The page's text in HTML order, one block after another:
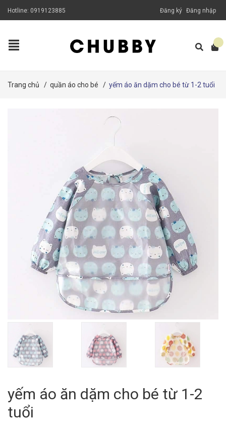
Hotline: 0919123885 Đăng ký Đăng nhập
Trang chủ / quần áo cho bé / yếm áo ăn dặm cho bé từ 1-2 tuổi
yếm áo ăn dặm cho bé từ 1-2
tuổi